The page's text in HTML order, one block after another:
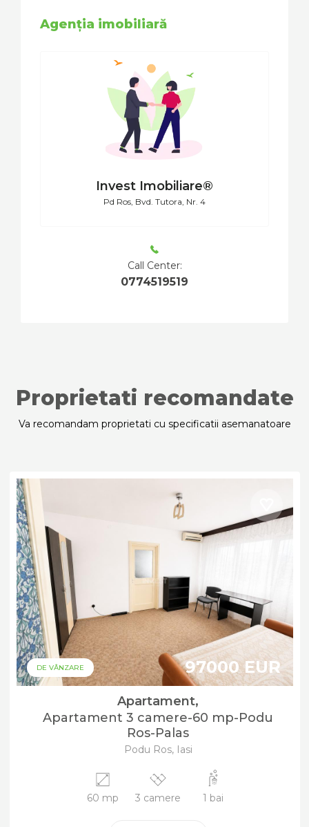
Agenția imobiliară
Invest Imobiliare®
Pd Ros, Bvd. Tutora, Nr. 4
Call Center:
0774519519
Proprietati recomandate
Va recomandam proprietati cu specificatii asemanatoare
DE VÂNZARE 97000 EUR
Apartament,
Apartament 3 camere-60 mp-Podu
Ros-Palas
Podu Ros, Iasi
60 mp 3 camere 1 bai